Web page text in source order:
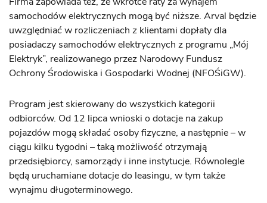
samochodów elektrycznych mogą być niższe. Arval będzie
uwzględniać w rozliczeniach z klientami dopłaty dla
posiadaczy samochodów elektrycznych z programu „Mój
Elektryk”, realizowanego przez Narodowy Fundusz
Ochrony Środowiska i Gospodarki Wodnej (NFOŚiGW).
Program jest skierowany do wszystkich kategorii
odbiorców. Od 12 lipca wnioski o dotacje na zakup
pojazdów mogą składać osoby fizyczne, a następnie – w
ciągu kilku tygodni – taką możliwość otrzymają
przedsiębiorcy, samorządy i inne instytucje. Równolegle
będą uruchamiane dotacje do leasingu, w tym także
wynajmu długoterminowego.